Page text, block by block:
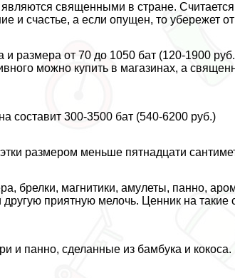
священными в стране.
и счастье, а если опущен, то убережет
и размера от 70 до 1050 бат (120-1900
можно купить в магазинах, а
составит 300-3500 бат (540-6200 руб.)
размером меньше пятнадцати
брелки, магнитики, амулеты, панно,
приятную мелочь. Ценник на такие
и панно, сделанные из бамбука и кокоса.